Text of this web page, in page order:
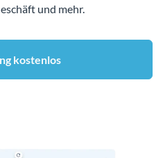
und mehr.
kostenlos